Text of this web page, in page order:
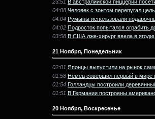
23:51 В австралийской пиццерии
04:08 Человек с зонтом перепугал
04:04 Румыны использовали
04:02 Подросток попытался ограбить
03:58 В США лже-хирург ввела в
21 Ноября, Понедельник
02:01 Японцы выпустили на рынок
01:58 Немец совершил первый в мире
01:54 Голландцы построили
01:51 В Германии построены
20 Ноября, Воскресенье